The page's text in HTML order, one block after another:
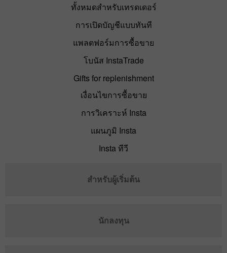
ทั้งหมดสำหรับเทรดเดอร์
การเปิดบัญชีแบบทันที
แพลตฟอร์มการซื้อขาย
โบนัส InstaTrade
Gifts for replenishment
เงื่อนไขการซื้อขาย
การวิเคราะห์ Insta
แผนภูมิ Insta
Insta ทีวี
สำหรับผู้เริ่มต้น
นักลงทุน